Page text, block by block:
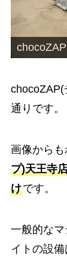
通りです。
画像からも
プ)天王寺
けです。
一般的な
イトの設